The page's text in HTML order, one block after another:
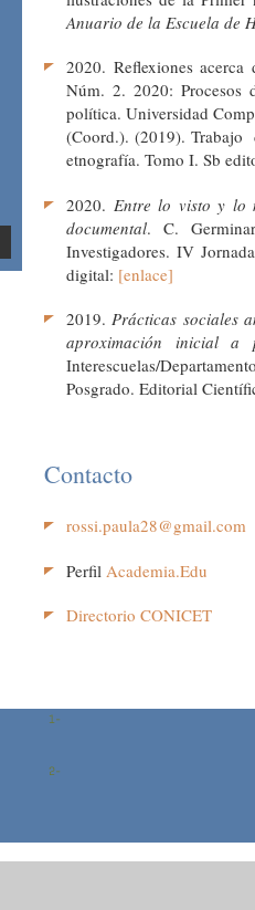
Anuario de la Escuela de
2020. Reflexiones
Núm. 2. 2020: Procesos
política. Universidad
(Coord.). (2019).
etnografía. Tomo I. Sb
2020. Entre lo visto y lo
documental. C.
Investigadores. IV
digital: [enlace]
2019.Prácticas sociales
aproximación inicial a
Interescuelas/
Posgrado. Editorial
Contacto
rossi.paula28@gmail.com
Perfil Academia.Edu
Directorio CONICET